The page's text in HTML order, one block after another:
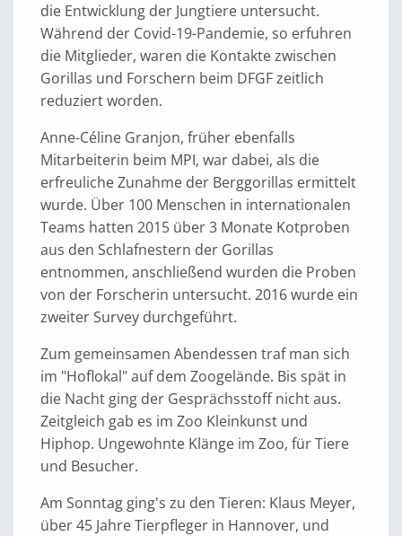
die Entwicklung der Jungtiere untersucht.
Während der Covid-19-Pandemie, so erfuhren
die Mitglieder, waren die Kontakte zwischen
Gorillas und Forschern beim DFGF zeitlich
reduziert worden.
Anne-Céline Granjon, früher ebenfalls
Mitarbeiterin beim MPI, war dabei, als die
erfreuliche Zunahme der Berggorillas ermittelt
wurde. Über 100 Menschen in internationalen
Teams hatten 2015 über 3 Monate Kotproben
aus den Schlafnestern der Gorillas
entnommen, anschließend wurden die Proben
von der Forscherin untersucht. 2016 wurde ein
zweiter Survey durchgeführt.
Zum gemeinsamen Abendessen traf man sich
im "Hoflokal" auf dem Zoogelände. Bis spät in
die Nacht ging der Gesprächsstoff nicht aus.
Zeitgleich gab es im Zoo Kleinkunst und
Hiphop. Ungewohnte Klänge im Zoo, für Tiere
und Besucher.
Am Sonntag ging's zu den Tieren: Klaus Meyer,
über 45 Jahre Tierpfleger in Hannover, und